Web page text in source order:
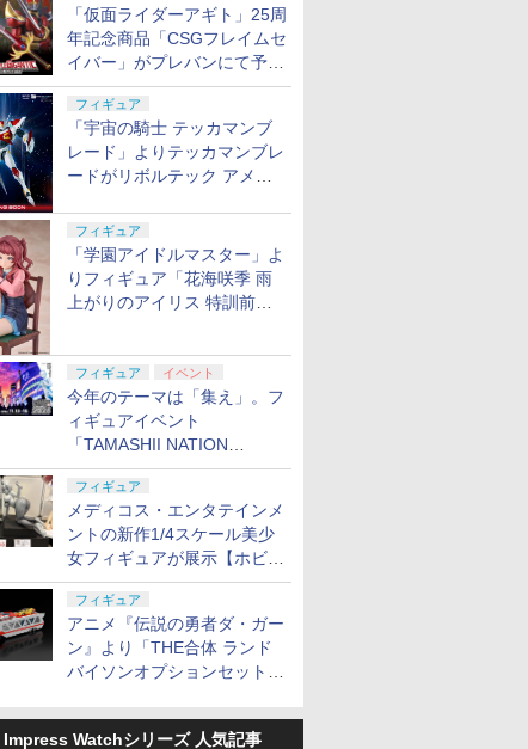
「仮面ライダーアギト」25周
年記念商品「CSGフレイムセ
イバー」がプレバンにて予約
開始
フィギュア
「宇宙の騎士 テッカマンブ
レード」よりテッカマンブレ
ードがリボルテック アメイ
定
フィギュア
「学園アイドルマスター」よ
りフィギュア「花海咲季 雨
上がりのアイリス 特訓前
フィギュア イベント
今年のテーマは「集え」。フ
ィギュアイベント
「TAMASHII NATION
2026」が11月13日より開催
決定
フィギュア
メディコス・エンタテインメ
ントの新作1/4スケール美少
女フィギュアが展示【ホビー
メーカー合同展示会】
フィギュア
アニメ『伝説の勇者ダ・ガー
ン』より「THE合体 ランド
バイソンオプションセット」
Impress Watchシリーズ 人気記事